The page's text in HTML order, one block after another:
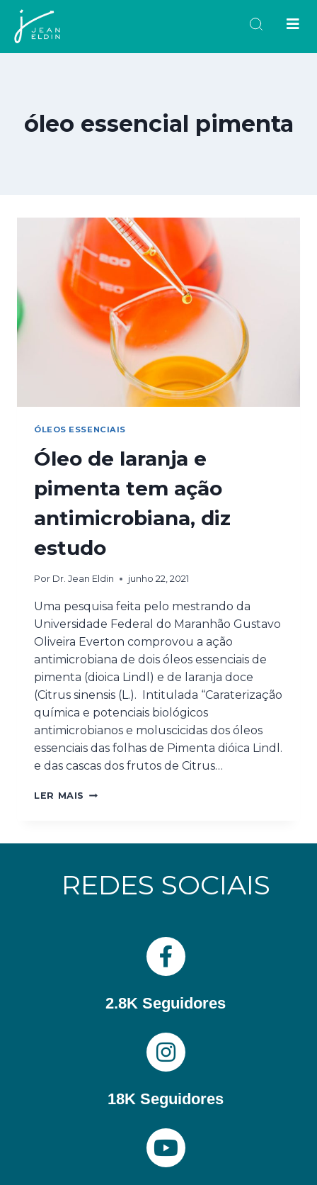
óleo essencial pimenta
ÓLEOS ESSENCIAIS
Óleo de laranja e
pimenta tem ação
antimicrobiana, diz
estudo
Por Dr. Jean Eldin junho 22, 2021
Uma pesquisa feita pelo mestrando da
Universidade Federal do Maranhão Gustavo
Oliveira Everton comprovou a ação
antimicrobiana de dois óleos essenciais de
pimenta (dioica Lindl) e de laranja doce
(Citrus sinensis (L.). Intitulada “Caraterização
química e potenciais biológicos
antimicrobianos e moluscicidas dos óleos
essenciais das folhas de Pimenta dióica Lindl.
e das cascas dos frutos de Citrus…
LER MAIS
REDES SOCIAIS
2.8K Seguidores
18K Seguidores